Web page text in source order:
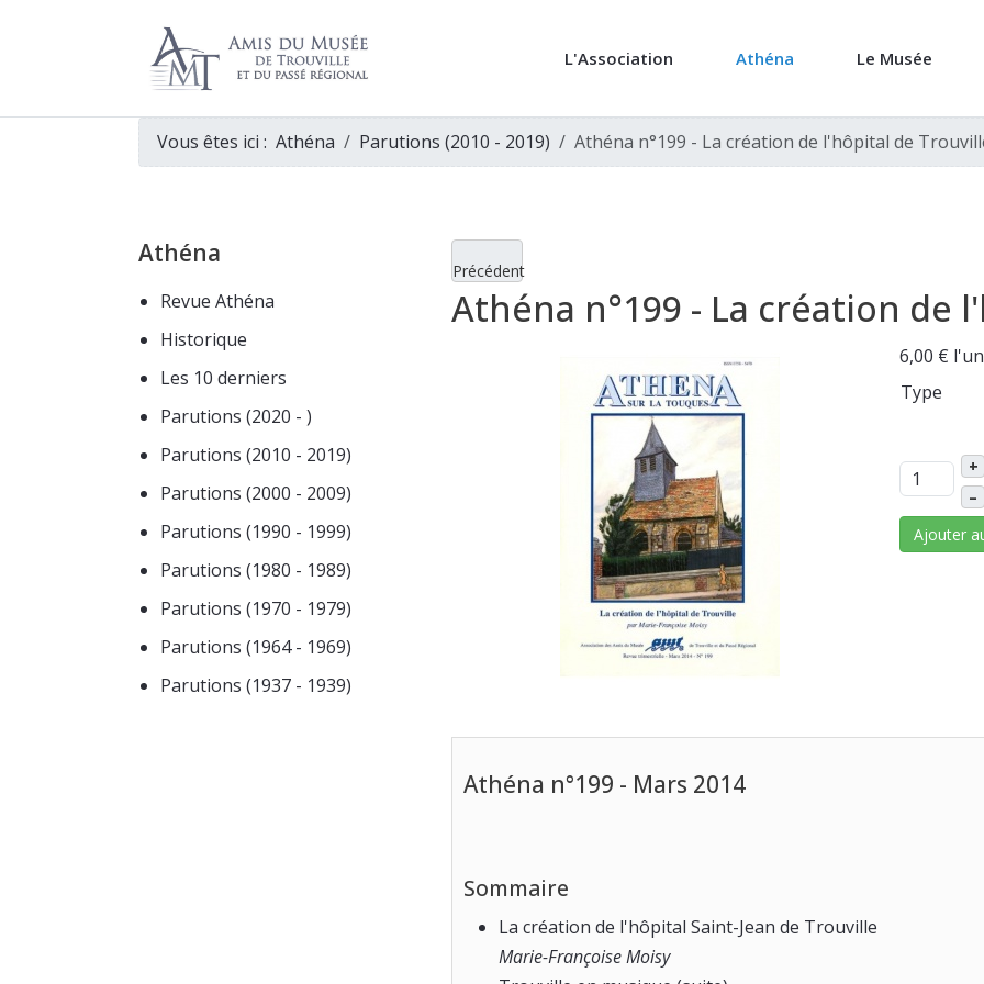
L'Association Athéna Le Musée
Vous êtes ici : Athéna Parutions (2010 - 2019) Athéna n°199 - La création de l'hôpital de
Athéna
Revue Athéna
Historique
Les 10 derniers
Parutions (2020 - )
Parutions (2010 - 2019)
Parutions (2000 - 2009)
Parutions (1990 - 1999)
Parutions (1980 - 1989)
Parutions (1970 - 1979)
Parutions (1964 - 1969)
Parutions (1937 - 1939)
Précédent
Athéna n°199 - La création de
6,00 €
Type
+
–
Ajouter
Athéna n°199 - Mars 2014
Sommaire
La création de l'hôpital Saint-Jean de Trouville
Marie-Françoise Moisy